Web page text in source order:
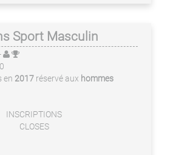
Sport Masculin
en 2017 réservé aux hommes
INSCRIPTIONS
CLOSES